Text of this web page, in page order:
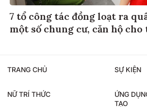
7 tổ công tác đồng loạt ra
một số chung cư, căn hộ cho
TRANG CHỦ SỰ KIỆN
NỮ TRÍ THỨC
ỨNG
TẠO